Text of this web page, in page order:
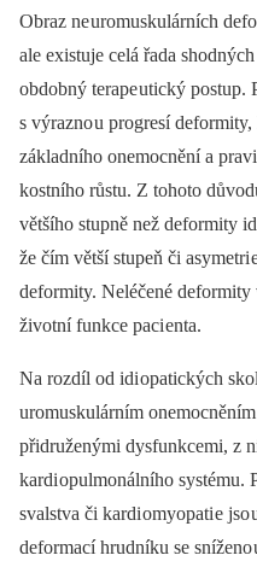
Obraz ne uromuskulárních
ale existuje celá řada
obdobný terape utický postup.
s výrazno u progresí
základního onemocnění a
kostního růstu. Z tohoto
většího stupně než deformity
že čím větší stupeň či asymetri
deformity. Neléčené
životní funkce paci enta.
Na rozdíl od idi opatických
uromuskulárním
přidruženými dysfunkcemi, z
kardi opulmonálního systému.
svalstva či kardi omyopati e
deformací hrudníku se